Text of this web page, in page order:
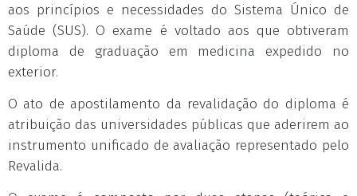
aos princípios e necessidades do Sistema Único de
Saúde (SUS). O exame é voltado aos que obtiveram
diploma de graduação em medicina expedido no
exterior.
O ato de apostilamento da revalidação do diploma é
atribuição das universidades públicas que aderirem ao
instrumento unificado de avaliação representado pelo
Revalida.